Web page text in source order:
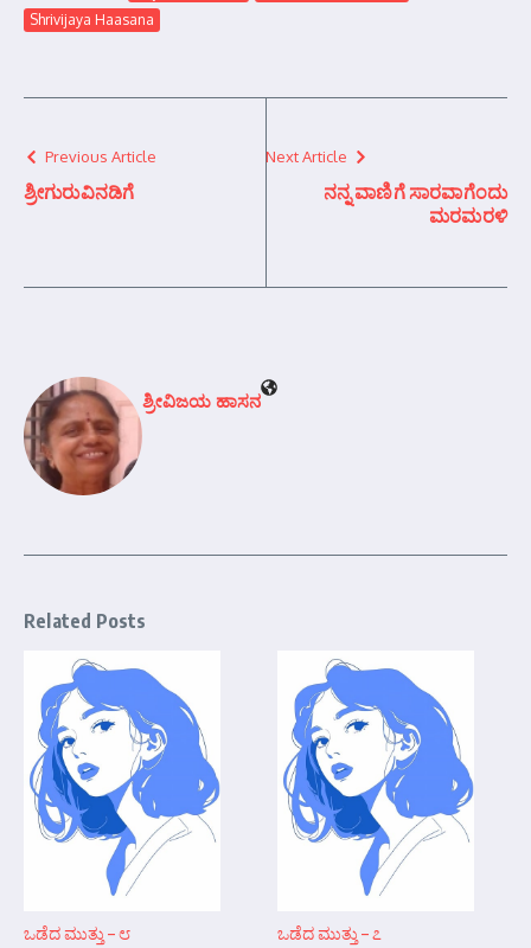
Shrivijaya Haasana
Previous Article
ಶ್ರೀಗುರುವಿನಡಿಗೆ
Next Article
ನನ್ನ ವಾಣಿಗೆ ಸಾರವಾಗೆಂದು
ಮರಮರಳಿ
ಶ್ರೀವಿಜಯ ಹಾಸನ
Related Posts
ಒಡೆದ ಮುತ್ತು – ೮ ಒಡೆದ ಮುತ್ತು – ೭